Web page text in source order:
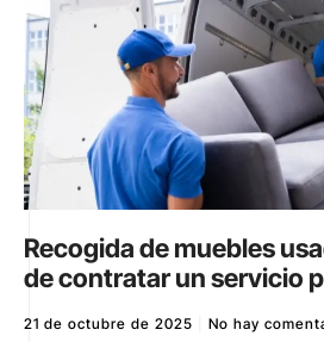
Recogida de muebles
de contratar un servicio
21 de octubre de 2025 No hay